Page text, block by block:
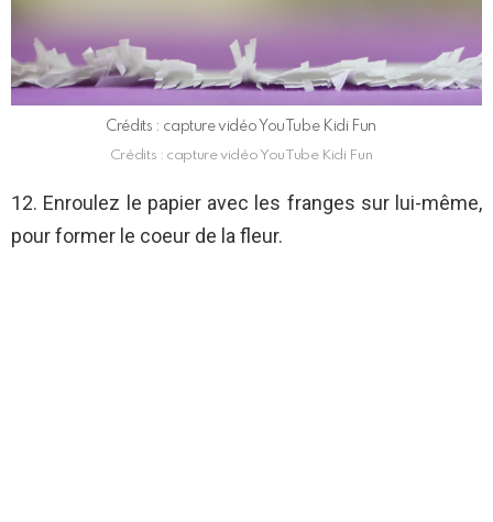
Crédits : capture vidéo YouTube Kidi Fun
Crédits : capture vidéo YouTube Kidi Fun
12. Enroulez le papier avec les franges sur lui-même,
pour former le coeur de la fleur.